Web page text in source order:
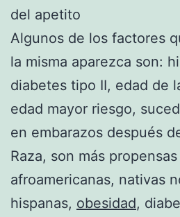
del apetito
Algunos de los factores
la misma aparezca son:
diabetes tipo II, edad de
edad mayor riesgo,
en embarazos después
Raza, son más
afroamericanas, nativas
hispanas, obesidad,